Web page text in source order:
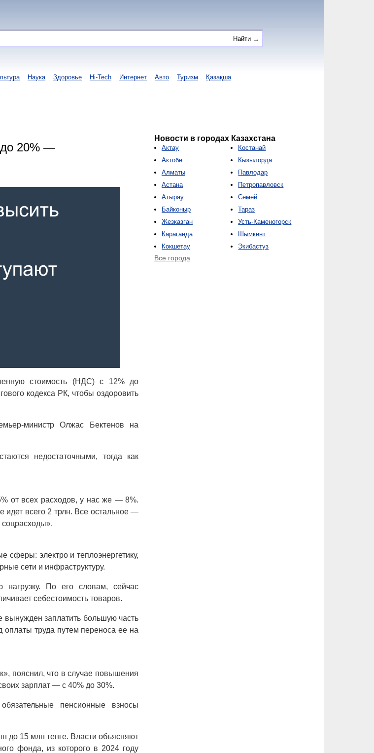
Наука Здоровье Hi-Tech Интернет Авто Туризм Қазақша
до 20% —
стоимость (НДС) с 12% до
кодекса РК, чтобы оздоровить
министр Олжас Бектенов на
недостаточными, тогда как
от всех расходов, у нас же — 8%.
идет всего 2 трлн. Все остальное —
соцрасходы»,
сферы: электро и теплоэнергетику,
сети и инфраструктуру.
нагрузку. По его словам, сейчас
себестоимость товаров.
вынужден заплатить большую часть
оплаты труда путем переноса ее на
пояснил, что в случае повышения
зарплат — с 40% до 30%.
пенсионные взносы
до 15 млн тенге. Власти объясняют
фонда, из которого в 2024 году
Новости в городах Казахстана
Актау
Актобе
Алматы
Астана
Атырау
Байконыр
Жезказган
Караганда
Кокшетау
Костанай
Кызылорда
Павлодар
Петропавловск
Семей
Тараз
Усть-Каменогорск
Шымкент
Экибастуз
Все города